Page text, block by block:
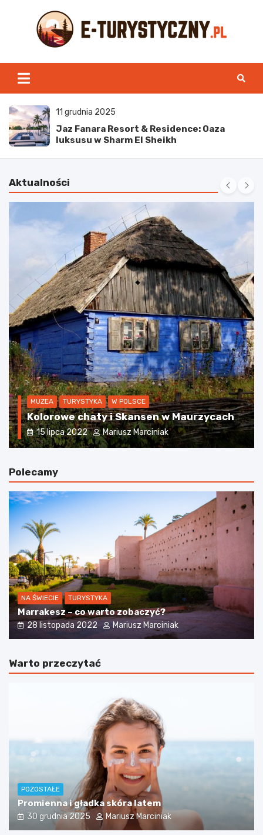
e-turystyczny.pl
6 grudnia 2025
Najpiękniejsze plaże w Turcji: idealne
miejsca na wakacje
Aktualności
POZOSTAŁE TURYSTYKA W POLSCE
Czy warto jechać do Szczyrku?
25 października 2023 Mariusz Marciniak
Polecamy
NA ŚWIECIE TURYSTYKA
Marrakesz – co warto zobaczyć?
28 listopada 2022 Mariusz Marciniak
Warto przeczytać
POZOSTAŁE
Promienna i gładka skóra latem
30 grudnia 2025 Mariusz Marciniak